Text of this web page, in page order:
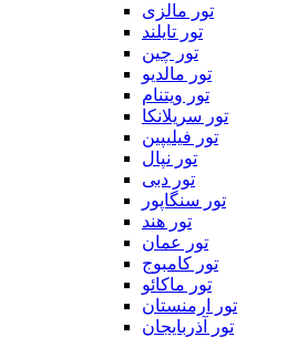
تور مالزی
تور تایلند
تور چین
تور مالدیو
تور ویتنام
تور سریلانکا
تور فیلیپین
تور نپال
تور دبی
تور سنگاپور
تور هند
تور عمان
تور کامبوج
تور ماکائو
تور ارمنستان
تور آذربایجان